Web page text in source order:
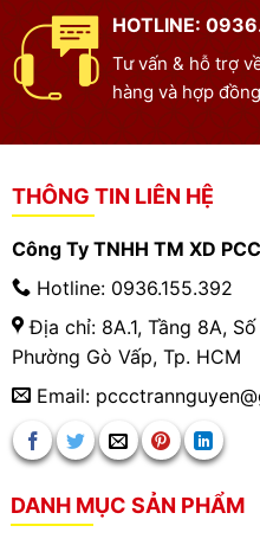
HOTLINE:
Tư vấn & hỗ trợ
hàng và hợp đồng
THÔNG TIN LIÊN HỆ
Công Ty TNHH TM XD
Hotline: 0936.155.392
Địa chỉ: 8A.1, Tầng 8A,
Phường Gò Vấp, Tp. HCM
Email:
DANH MỤC SẢN PHẨM